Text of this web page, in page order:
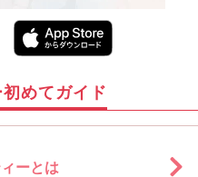
めてガイド
ーとは